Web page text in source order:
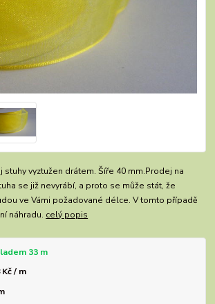
stuhy vyztužen drátem. Šíře 40 mm.Prodej na
se již nevyrábí, a proto se může stát, že
ve Vámi požadované délce. V tomto případě
náhradu. celý popis
33 m
Kč / m